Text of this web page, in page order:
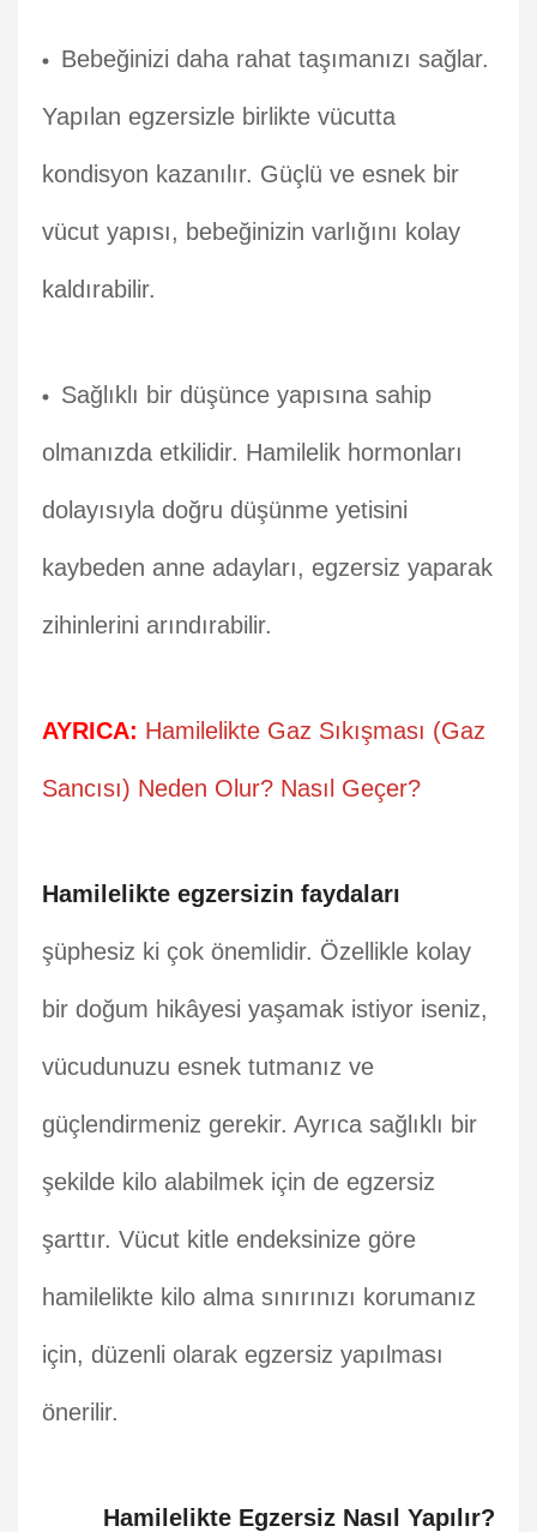
Bebeğinizi daha rahat taşımanızı sağlar.
Yapılan egzersizle birlikte vücutta
kondisyon kazanılır. Güçlü ve esnek bir
vücut yapısı, bebeğinizin varlığını kolay
kaldırabilir.
Sağlıklı bir düşünce yapısına sahip
olmanızda etkilidir. Hamilelik hormonları
dolayısıyla doğru düşünme yetisini
kaybeden anne adayları, egzersiz yaparak
zihinlerini arındırabilir.
AYRICA: Hamilelikte Gaz Sıkışması (Gaz
Sancısı) Neden Olur? Nasıl Geçer?
Hamilelikte egzersizin faydaları
şüphesiz ki çok önemlidir. Özellikle kolay
bir doğum hikâyesi yaşamak istiyor iseniz,
vücudunuzu esnek tutmanız ve
güçlendirmeniz gerekir. Ayrıca sağlıklı bir
şekilde kilo alabilmek için de egzersiz
şarttır. Vücut kitle endeksinize göre
hamilelikte kilo alma sınırınızı korumanız
için, düzenli olarak egzersiz yapılması
önerilir.
Hamilelikte Egzersiz Nasıl Yapılır?